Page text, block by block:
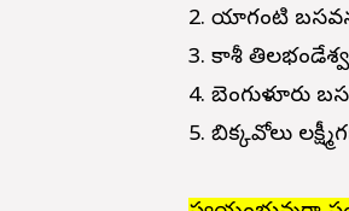
2. యాగంటి
3. కాశీ
4. బెంగుళూరు
5. బిక్కవోలు